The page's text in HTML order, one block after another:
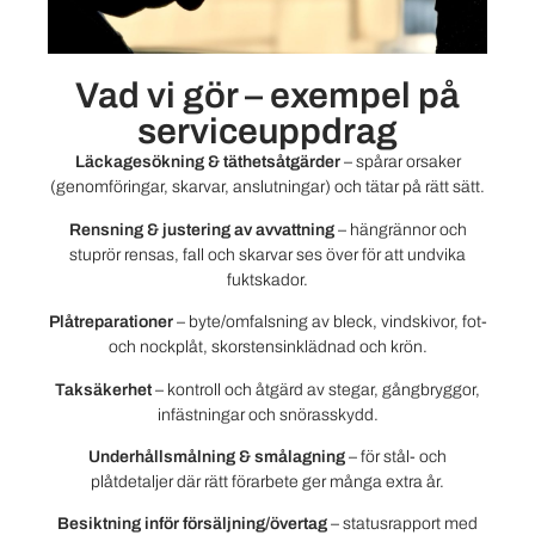
Vad vi gör – exempel på
serviceuppdrag
Läckagesökning & täthetsåtgärder– spårar orsaker
(genomföringar, skarvar, anslutningar) och tätar på rätt sätt.
Rensning & justering av avvattning– hängrännor och
stuprör rensas, fall och skarvar ses över för att undvika
fuktskador.
Plåtreparationer– byte/omfalsning av bleck, vindskivor, fot-
och nockplåt, skorstensinklädnad och krön.
Taksäkerhet – kontroll och åtgärd av stegar, gångbryggor,
infästningar och snörasskydd.
Underhållsmålning & smålagning – för stål- och
plåtdetaljer där rätt förarbete ger många extra år.
Besiktning inför försäljning/övertag – statusrapport med